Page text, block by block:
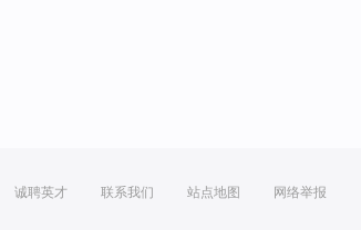
诚聘英才 联系我们 站点地图 网络举报